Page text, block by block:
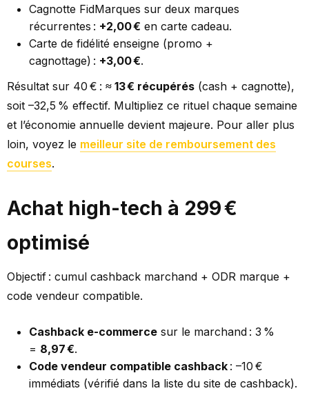
Cagnotte FidMarques sur deux marques
récurrentes : +2,00 € en carte cadeau.
Carte de fidélité enseigne (promo +
cagnottage) : +3,00 €.
Résultat sur 40 € : ≈ 13 € récupérés (cash + cagnotte),
soit –32,5 % effectif. Multipliez ce rituel chaque semaine
et l’économie annuelle devient majeure. Pour aller plus
loin, voyez le meilleur site de remboursement des
courses.
Achat high-tech à 299 €
optimisé
Objectif : cumul cashback marchand + ODR marque +
code vendeur compatible.
Cashback e-commerce sur le marchand : 3 %
= 8,97 €.
Code vendeur compatible cashback : –10 €
immédiats (vérifié dans la liste du site de cashback).